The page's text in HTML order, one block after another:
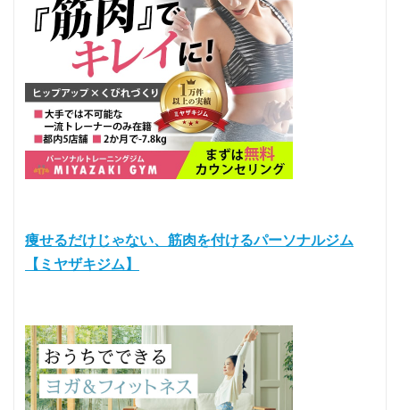
痩せるだけじゃない、筋肉を付けるパーソナルジム
【ミヤザキジム】